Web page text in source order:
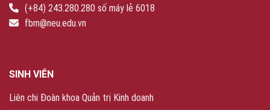
(+84) 243.280.280 số máy lẻ 6018
fbm@neu.edu.vn
SINH VIÊN
Liên chi Đoàn khoa Quản trị Kinh doanh